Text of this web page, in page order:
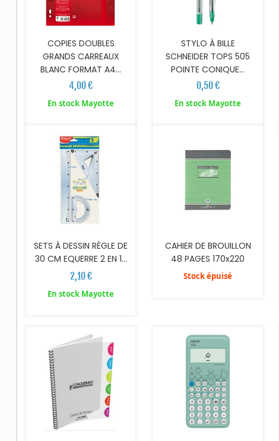
COPIES DOUBLES
GRANDS CARREAUX
BLANC FORMAT A4...
4,00 €
En stock Mayotte
STYLO À BILLE
SCHNEIDER TOPS 505
POINTE CONIQUE...
0,50 €
En stock Mayotte
AJOUTER AU PANIER
SETS À DESSIN RÈGLE DE
30 CM EQUERRE 2 EN 1...
2,10 €
En stock Mayotte
CAHIER DE BROUILLON
48 PAGES 170x220
Stock épuisé